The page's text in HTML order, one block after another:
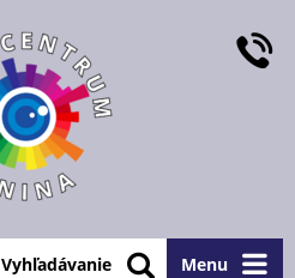
Menu
Vyhľadávanie